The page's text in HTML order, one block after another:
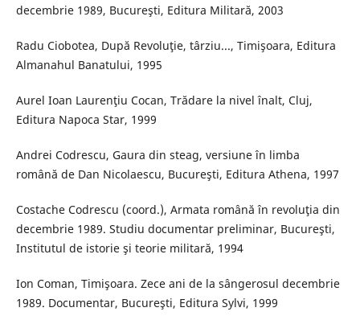
decembrie 1989, Bucureşti, Editura Militară, 2003
Radu Ciobotea, După Revoluţie, târziu..., Timişoara, Editura
Almanahul Banatului, 1995
Aurel Ioan Laurenţiu Cocan, Trădare la nivel înalt, Cluj,
Editura Napoca Star, 1999
Andrei Codrescu, Gaura din steag, versiune în limba
română de Dan Nicolaescu, Bucureşti, Editura Athena, 1997
Costache Codrescu (coord.), Armata română în revoluţia din
decembrie 1989. Studiu documentar preliminar, Bucureşti,
Institutul de istorie şi teorie militară, 1994
Ion Coman, Timişoara. Zece ani de la sângerosul decembrie
1989. Documentar, Bucureşti, Editura Sylvi, 1999